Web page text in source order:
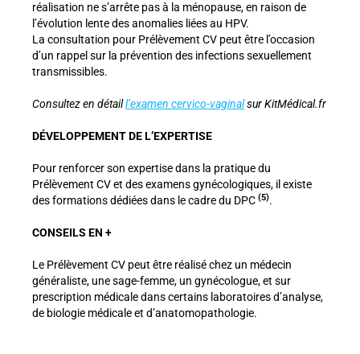
réalisation ne s’arrête pas à la ménopause, en raison de
l’évolution lente des anomalies liées au HPV.
La consultation pour Prélèvement CV peut être l’occasion
d’un rappel sur la prévention des infections sexuellement
transmissibles.
Consultez en détaill’examen cervico-vaginalsur KitMédical.fr
DÉVELOPPEMENT DE L’EXPERTISE
Pour renforcer son expertise dans la pratique du
Prélèvement CV et des examens gynécologiques, il existe
des formations dédiées dans le cadre du DPC (5).
CONSEILS EN +
Le Prélèvement CV peut être réalisé chez un médecin
généraliste, une sage-femme, un gynécologue, et sur
prescription médicale dans certains laboratoires d’analyse,
de biologie médicale et d’anatomopathologie.